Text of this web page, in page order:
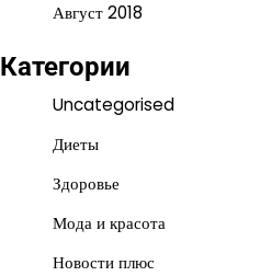
Август 2018
Категории
Uncategorised
Диеты
Здоровье
Мода и красота
Новости плюс